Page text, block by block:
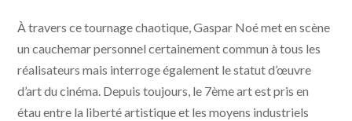
À travers ce tournage chaotique, Gaspar Noé met en scène
un cauchemar personnel certainement commun à tous les
réalisateurs mais interroge également le statut d’œuvre
d’art du cinéma. Depuis toujours, le 7ème art est pris en
étau entre la liberté artistique et les moyens industriels